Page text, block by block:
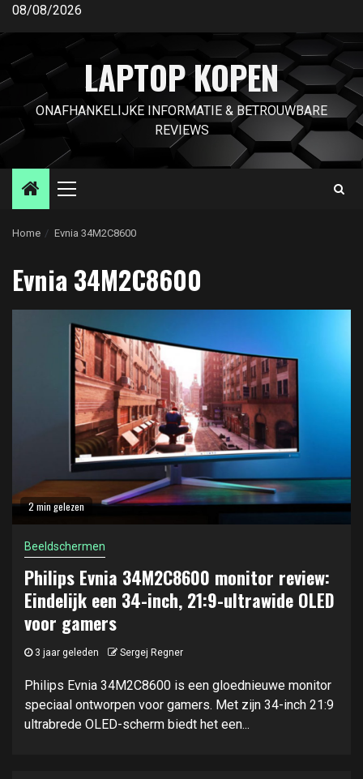
Ga
inhoud
08/08/2026
LAPTOP KOPEN
ONAFHANKELIJKE INFORMATIE & BETROUWBARE
REVIEWS
Primair
Home Evnia 34M2C8600
Evnia 34M2C8600
2 min gelezen
Beeldschermen
Philips Evnia 34M2C8600 monitor review:
Eindelijk een 34-inch, 21:9-ultrawide OLED
voor gamers
3 jaar geleden Sergej Regner
Philips Evnia 34M2C8600 is een gloednieuwe monitor
speciaal ontworpen voor gamers. Met zijn 34-inch 21:9
ultrabrede OLED-scherm biedt het een...